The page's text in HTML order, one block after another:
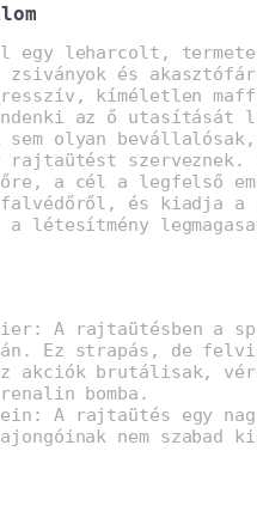
egy leharcolt,
zsiványok és
kíméletlen
az ő utasítását
olyan
rajtaütést
a cél a legfelső
és kiadja a
létesítmény
A rajtaütésben a
Ez strapás, de
akciók brutálisak,
bomba.
A rajtaütés egy
nem szabad